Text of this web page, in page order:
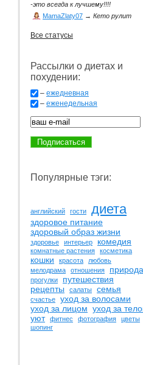
-это всегда к лучшему!!!!
MamaZlaty07 → Кето рулит
Все статусы
Рассылки о диетах и
похудении:
– ежедневная
– еженедельная
Популярные тэги:
английский гости диета
здоровое питание
здоровый образ жизни
здоровье интерьер комедия
комнатные растения косметика
кошки красота
любовь
мелодрама
отношения природа
прогулки
путешествия
рецепты
салаты семья
счастье
уход за волосами
уход за лицом уход за
уют
фитнес фотография
цветы
шопинг